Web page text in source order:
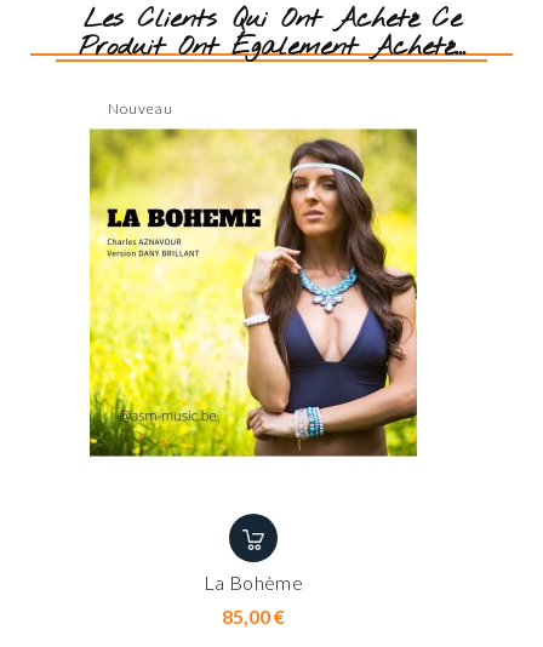
Les Clients Qui Ont Acheté Ce
Produit Ont Également Acheté...
Nouveau
La Bohème
85,00 €Prix